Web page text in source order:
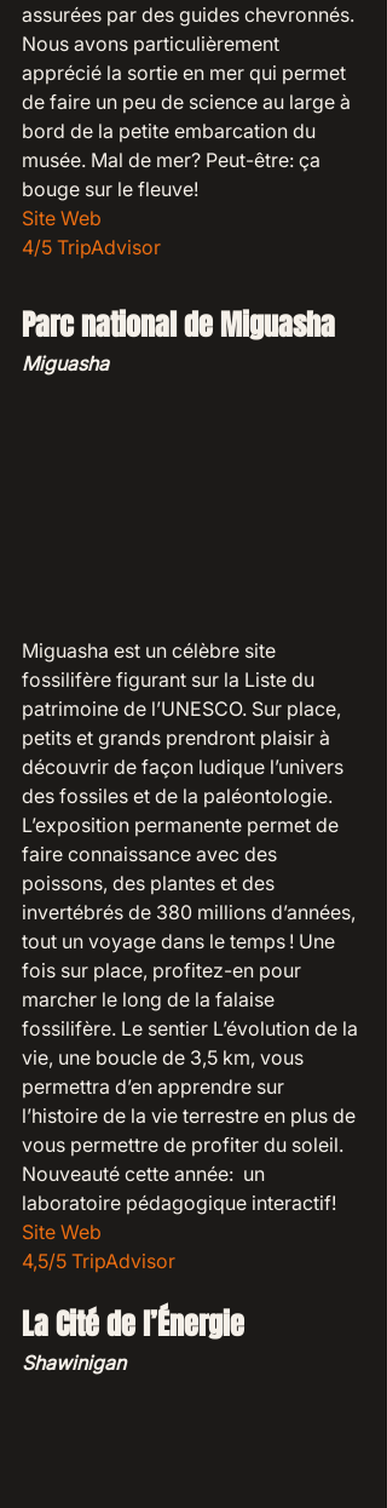
assurées par des guides chevronnés.
Nous avons particulièrement
apprécié la sortie en mer qui permet
de faire un peu de science au large à
bord de la petite embarcation du
musée. Mal de mer? Peut-être: ça
bouge sur le fleuve!
Site Web
4/5 TripAdvisor
Parc national de Miguasha
Miguasha
Miguasha est un célèbre site
fossilifère figurant sur la Liste du
patrimoine de l’UNESCO. Sur place,
petits et grands prendront plaisir à
découvrir de façon ludique l’univers
des fossiles et de la paléontologie.
L’exposition permanente permet de
faire connaissance avec des
poissons, des plantes et des
invertébrés de 380 millions d’années,
tout un voyage dans le temps ! Une
fois sur place, profitez-en pour
marcher le long de la falaise
fossilifère. Le sentier L’évolution de la
vie, une boucle de 3,5 km, vous
permettra d’en apprendre sur
l’histoire de la vie terrestre en plus de
vous permettre de profiter du soleil.
Nouveauté cette année:  un
laboratoire pédagogique interactif!
Site Web
4,5/5 TripAdvisor
La Cité de l’Énergie
Shawinigan